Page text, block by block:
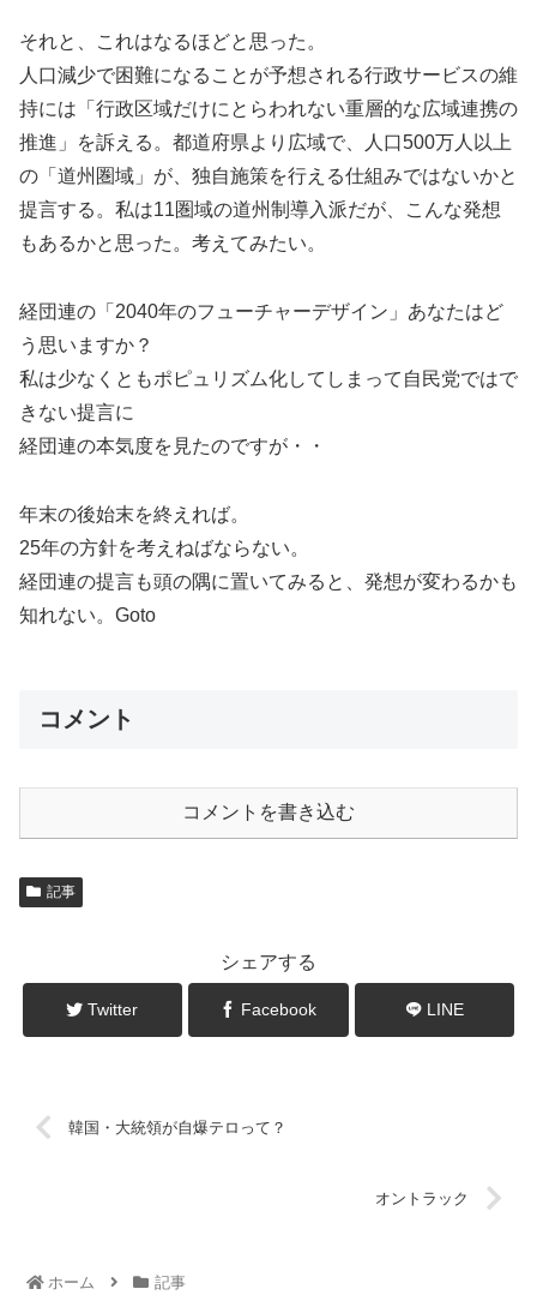
それと、これはなるほどと思った。
人口減少で困難になることが予想される行政サービスの維
持には「行政区域だけにとらわれない重層的な広域連携の
推進」を訴える。都道府県より広域で、人口500万人以上
の「道州圏域」が、独自施策を行える仕組みではないかと
提言する。私は11圏域の道州制導入派だが、こんな発想
もあるかと思った。考えてみたい。
経団連の「2040年のフューチャーデザイン」あなたはど
う思いますか？
私は少なくともポピュリズム化してしまって自民党ではで
きない提言に
経団連の本気度を見たのですが・・
年末の後始末を終えれば。
25年の方針を考えねばならない。
経団連の提言も頭の隅に置いてみると、発想が変わるかも
知れない。Goto
コメント
コメントを書き込む
記事
シェアする
Twitter Facebook LINE
韓国・大統領が自爆テロって？
オントラック
ホーム 記事